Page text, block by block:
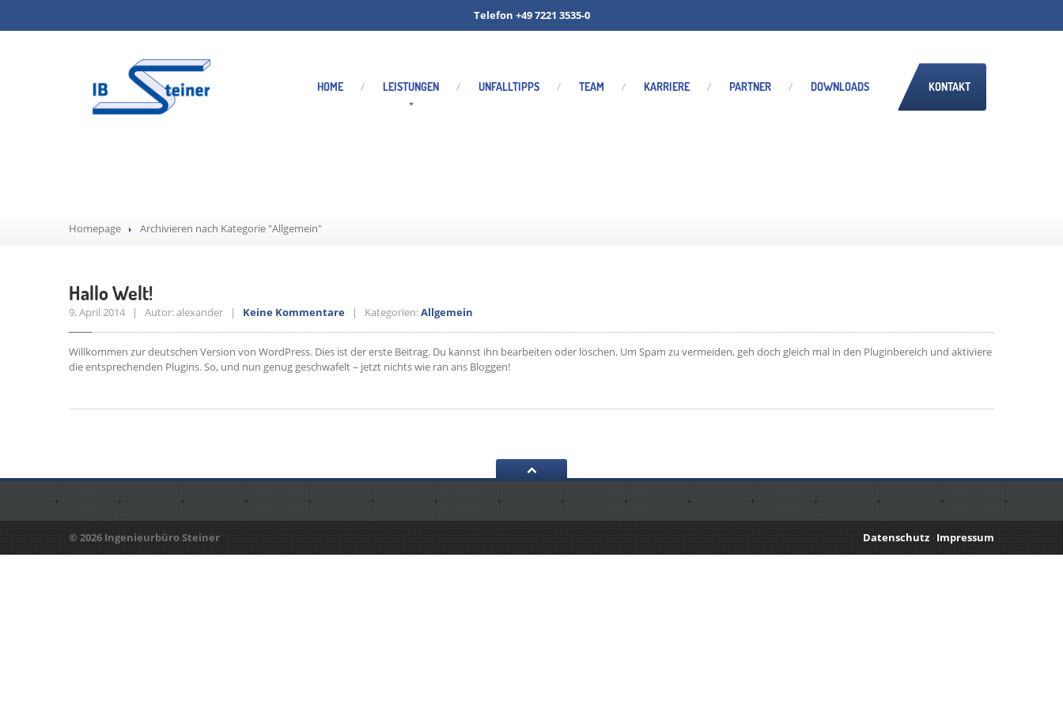
Telefon +49 7221 3535-0
HOME LEISTUNGEN UNFALLTIPPS TEAM KARRIERE PARTNER DOWNLOADS KONTAKT
Homepage Archivieren nach Kategorie "Allgemein"
Hallo Welt!
9. April 2014 | Autor: alexander | Keine Kommentare | Kategorien:Allgemein
Willkommen zur deutschen Version von WordPress. Dies ist der erste Beitrag. Du kannst ihn bearbeiten oder löschen. Um Spam zu vermeiden, geh doch gleich mal in den Pluginbereich und aktiviere
die entsprechenden Plugins. So, und nun genug geschwafelt – jetzt nichts wie ran ans Bloggen!
© 2026 Ingenieurbüro Steiner Datenschutz · Impressum